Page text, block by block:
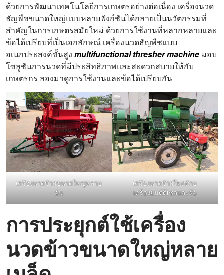
ด้วยการพัฒนาเทคโนโลยีการเกษตรอย่างต่อเนื่อง เครื่องนวด
ธัญพืชขนาดใหญ่แบบหลายฟังก์ชันได้กลายเป็นนวัตกรรมที่
สำคัญในการเกษตรสมัยใหม่ ด้วยการใช้งานที่หลากหลายและ
ข้อได้เปรียบที่เป็นเอกลักษณ์ เครื่องนวดธัญพืชแบบ
อเนกประสงค์ขั้นสูง multifunctional thresher machine มอบ
โซลูชันการนวดที่มีประสิทธิภาพและสะดวกสบายให้กับ
เกษตรกร ลองมาดูการใช้งานและข้อได้เปรียบกัน
เครื่องนวดข้าวขนาดใหญ่หลาย
อัน
เครื่องนวดข้าวโพดด้วย
เครื่องยนต์ดีเซลและล้อ
การประยุกต์ใช้เครื่อง
นวดข้าวขนาดใหญ่หลาย